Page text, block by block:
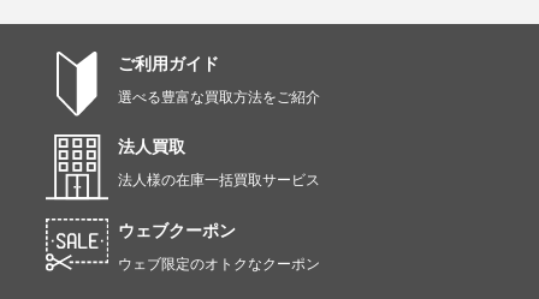
ご利用ガイド
選べる豊富な買取方法をご紹介
法人買取
法人様の在庫一括買取サービス
ウェブクーポン
ウェブ限定のオトクなクーポン